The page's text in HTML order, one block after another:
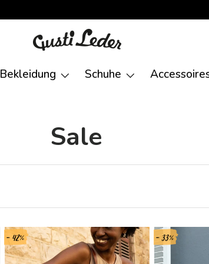
Bekleidung Schuhe
Sale
- 42% - 33%